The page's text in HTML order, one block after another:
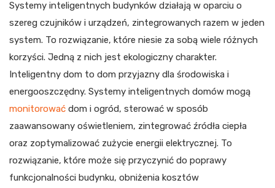
Systemy inteligentnych budynków działają w oparciu o
szereg czujników i urządzeń, zintegrowanych razem w jeden
system. To rozwiązanie, które niesie za sobą wiele różnych
korzyści. Jedną z nich jest ekologiczny charakter.
Inteligentny dom to dom przyjazny dla środowiska i
energooszczędny. Systemy inteligentnych domów mogą
monitorować dom i ogród, sterować w sposób
zaawansowany oświetleniem, zintegrować źródła ciepła
oraz zoptymalizować zużycie energii elektrycznej. To
rozwiązanie, które może się przyczynić do poprawy
funkcjonalności budynku, obniżenia kosztów